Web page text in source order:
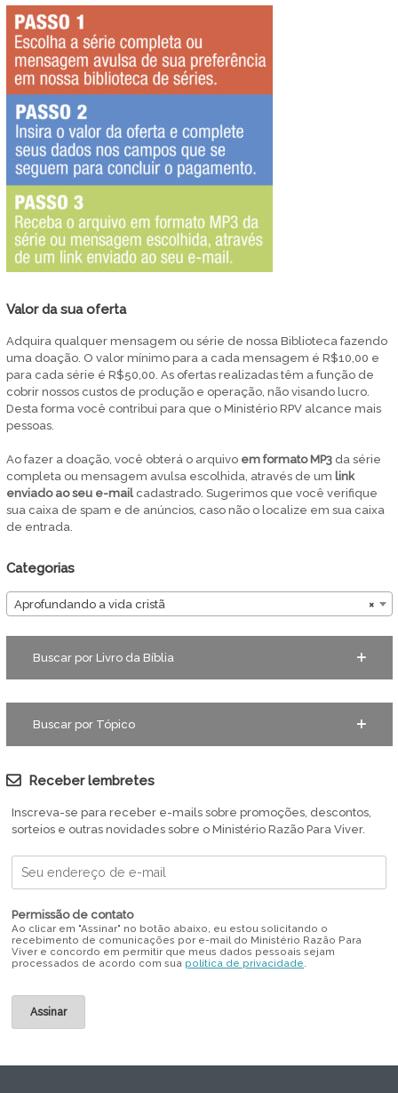
Valor da sua oferta
Adquira qualquer mensagem ou série de nossa Biblioteca fazendo
uma doação. O valor mínimo para a cada mensagem é R$10,00 e
para cada série é R$50,00. As ofertas realizadas têm a função de
cobrir nossos custos de produção e operação, não visando lucro.
Desta forma você contribui para que o Ministério RPV alcance mais
pessoas.
Ao fazer a doação, você obterá o arquivo em formato MP3da série
completa ou mensagem avulsa escolhida, através de um link
enviado ao seu e-mailcadastrado. Sugerimos que você verifique
sua caixa de spam e de anúncios, caso não o localize em sua caixa
de entrada.
Categorias
×
Aprofundando a vida cristã
Buscar por Livro da Bíblia
Buscar por Tópico
Receber lembretes
Inscreva-se para receber e-mails sobre promoções, descontos,
sorteios e outras novidades sobre o Ministério Razão Para Viver.
Permissão de contato
Ao clicar em "Assinar" no botão abaixo, eu estou solicitando o
recebimento de comunicações por e-mail do Ministério Razão Para
Viver e concordo em permitir que meus dados pessoais sejam
processados de acordo com sua política de privacidade.